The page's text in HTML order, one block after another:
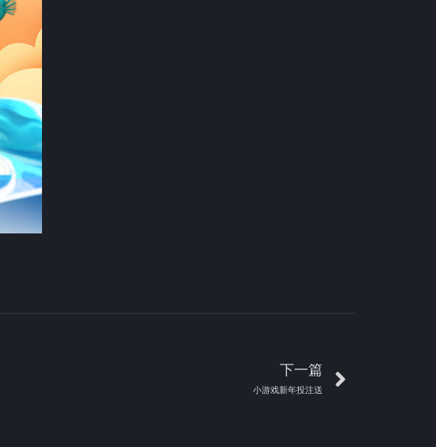
下一篇
小游戏新年投注送